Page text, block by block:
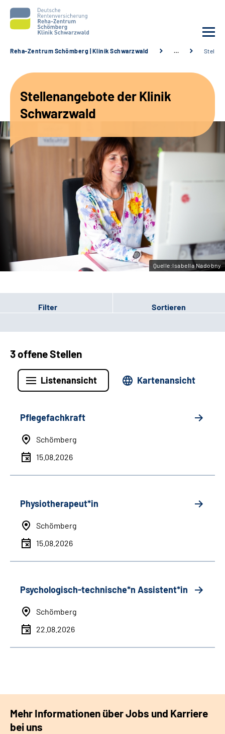
Unsere Angebote
Karriere
Sozialdienste & Zuweisende
Leichte Sprache
Gebärdensprache
Reha-Zentrum Schömberg | Klinik Schwarzwald …
Stellenangebote der Klinik
Schwarzwald
Quelle:Isabella Nadobny
Filter Sortieren
3 offene Stellen
Listenansicht Kartenansicht
Pflegefachkraft
Schömberg
15.08.2026
Physiotherapeut*in
Schömberg
15.08.2026
Psychologisch-technische*n Assistent*in
Schömberg
22.08.2026
Mehr Informationen über Jobs und Karriere
bei uns